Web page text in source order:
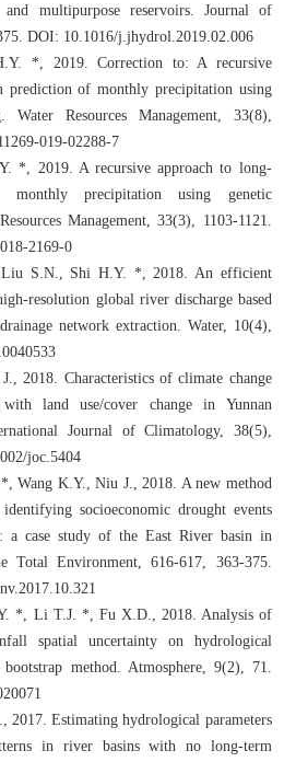
multipurpose reservoirs. Journal of
DOI: 10.1016/j.jhydrol.2019.02.006
*, 2019. Correction to: A recursive
prediction of monthly precipitation using
Water Resources Management, 33(8),
019-02288-7
*, 2019. A recursive approach to long-
precipitation using genetic
Management, 33(3), 1103-1121.
2169-0
S.N., Shi H.Y. *, 2018. An efficient
resolution global river discharge based
network extraction. Water, 10(4),
2018. Characteristics of climate change
land use/cover change in Yunnan
Journal of Climatology, 38(5),
joc.5404
Wang K.Y., Niu J., 2018. A new method
socioeconomic drought events
a case study of the East River basin in
Total Environment, 616-617, 363-375.
*, Li T.J. *, Fu X.D., 2018. Analysis of
spatial uncertainty on hydrological
method. Atmosphere, 9(2), 71.
2017. Estimating hydrological parameters
in river basins with no long-term